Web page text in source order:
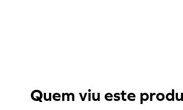
Quem viu este